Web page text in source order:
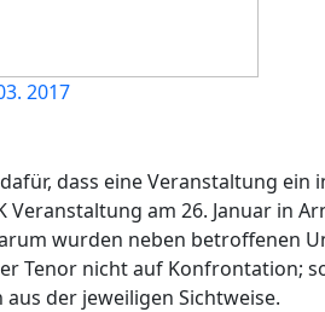
2017
dass eine Veranstaltung
am 26. Januar in
wurden neben betroffenen
Tenor nicht auf Konfrontation;
der jeweiligen Sichtweise.